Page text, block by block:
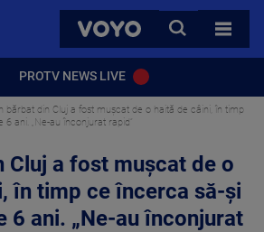
VOYO
CAUTA
TOATE
PROTV NEWS LIVE
bărbat din Cluj a fost mușcat de o haită de câini, în timp
ani. „Ne-au înconjurat rapid”
Cluj a fost mușcat de o
în timp ce încerca să-și
6 ani. „Ne-au înconjurat